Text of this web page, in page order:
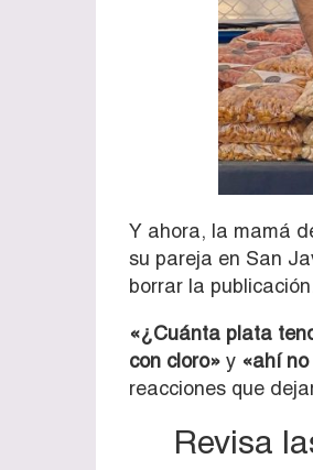
Y ahora, la mamá
su pareja en San
borrar la
«¿Cuánta plata
con cloro» y «ahí
reacciones que
Revisa